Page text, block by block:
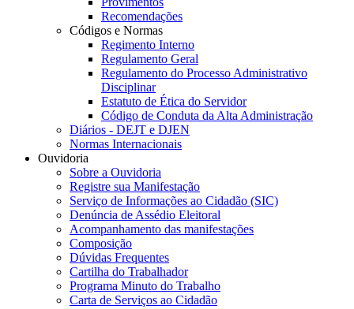
Recomendações
Códigos e Normas
Regimento Interno
Regulamento Geral
Regulamento do Processo Administrativo
Disciplinar
Estatuto de Ética do Servidor
Código de Conduta da Alta Administração
Diários - DEJT e DJEN
Normas Internacionais
Ouvidoria
Sobre a Ouvidoria
Registre sua Manifestação
Serviço de Informações ao Cidadão (SIC)
Denúncia de Assédio Eleitoral
Acompanhamento das manifestações
Composição
Dúvidas Frequentes
Cartilha do Trabalhador
Programa Minuto do Trabalho
Carta de Serviços ao Cidadão